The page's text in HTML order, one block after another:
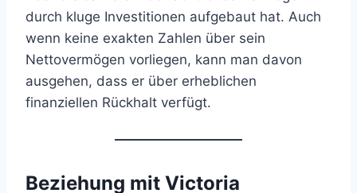
durch kluge Investitionen aufgebaut hat. Auch
wenn keine exakten Zahlen über sein
Nettovermögen vorliegen, kann man davon
ausgehen, dass er über erheblichen
finanziellen Rückhalt verfügt.
Beziehung mit Victoria